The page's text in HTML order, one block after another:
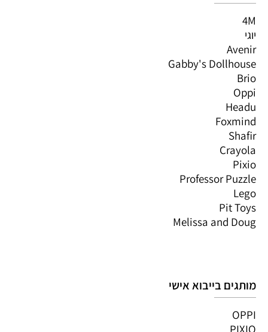
4M
יוגי
Avenir
Gabby's Dollhouse
Brio
Oppi
Headu
Foxmind
Shafir
Crayola
Pixio
Professor Puzzle
Lego
Pit Toys
Melissa and Doug
מותגים בייבוא אישי
OPPI
PIXIO